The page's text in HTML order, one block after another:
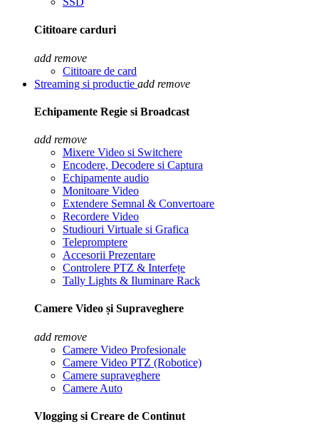
Cititoare carduri
add remove
Cititoare de card
Streaming si productie add remove
Echipamente Regie si Broadcast
add remove
Mixere Video si Switchere
Encodere, Decodere si Captura
Echipamente audio
Monitoare Video
Extendere Semnal & Convertoare
Recordere Video
Studiouri Virtuale si Grafica
Telepromptere
Accesorii Prezentare
Controlere PTZ & Interfețe
Tally Lights & Iluminare Rack
Camere Video și Supraveghere
add remove
Camere Video Profesionale
Camere Video PTZ (Robotice)
Camere supraveghere
Camere Auto
Vlogging si Creare de Continut